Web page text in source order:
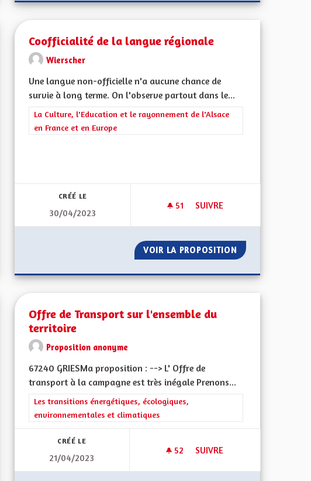
les liens, l'implication citoyenne
EN CHARGE ET LE SOUTIEN FINANCIER AUX PERSONNES DÉPENDANTES EN
LA PRISE EN CHARGE ET LE SOUTIEN FINANCIER AUX PERSONNES
Coofficialité de la langue régionale
Wierscher
Une langue non-officielle n'a aucune chance de
survie à long terme. On l'observe partout dans le...
Filtrer les résultats de la catégorie : La Culture, l'Education et le
La Culture, l'Education et le rayonnement de l'Alsace
en France et en Europe
CRÉÉ LE
30/04/2023
51 51 ABONNÉS
SUIVRE
VOIR LA PROPOSITION COOFFICIALITÉ
écologiques, environnementales et climatiques
FACE AUX RISQUES SYSTÉMIQUES
Offre de Transport sur l'ensemble du
territoire
Proposition anonyme
67240 GRIESMa proposition : --> L' Offre de
transport à la campagne est très inégale Prenons...
Filtrer les résultats de la catégorie : Les transitions énergétiques,
Les transitions énergétiques, écologiques,
environnementales et climatiques
CRÉÉ LE
21/04/2023
52 52 ABONNÉS
SUIVRE